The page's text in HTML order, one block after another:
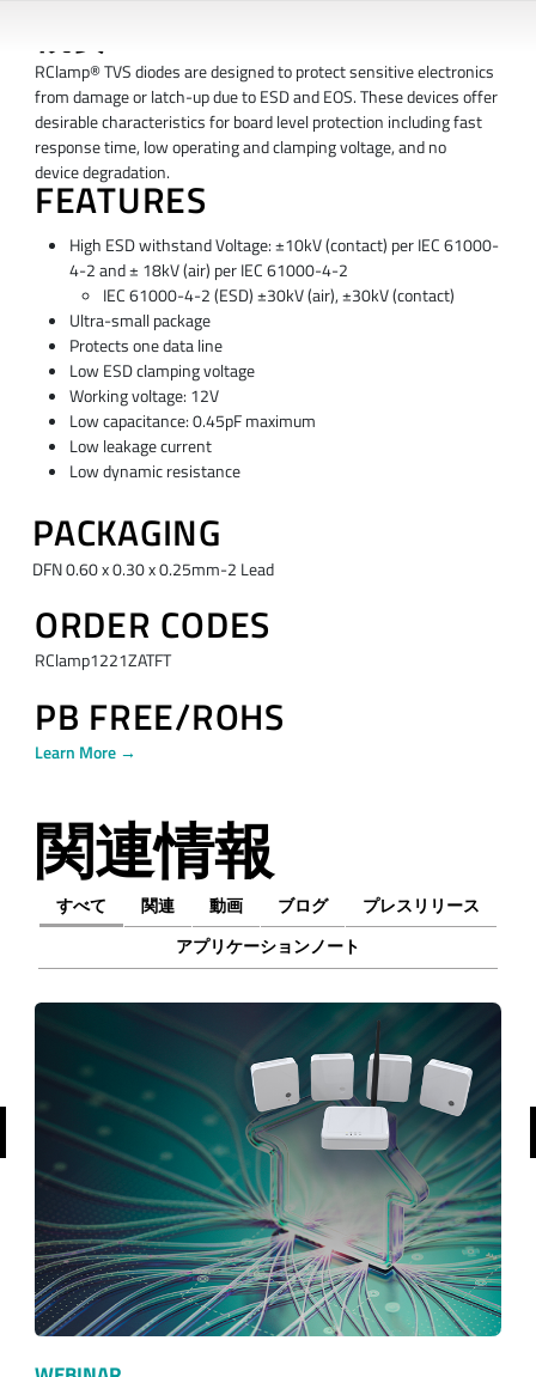
RClamp® TVS diodes are designed to protect sensitive electronics
from damage or latch-up due to ESD and EOS. These devices offer
desirable characteristics for board level protection including fast
response time, low operating and clamping voltage, and no
device degradation.
FEATURES
High ESD withstand Voltage: ±10kV (contact) per IEC 61000-
4-2 and ± 18kV (air) per IEC 61000-4-2
IEC 61000-4-2 (ESD) ±30kV (air), ±30kV (contact)
Ultra-small package
Protects one data line
Low ESD clamping voltage
Working voltage: 12V
Low capacitance: 0.45pF maximum
Low leakage current
Low dynamic resistance
PACKAGING
DFN 0.60 x 0.30 x 0.25mm-2 Lead
ORDER CODES
RClamp1221ZATFT
PB FREE/ROHS
Learn More →
関連情報
すべて 関連 動画 ブログ
プレスリリース
アプリケーションノート